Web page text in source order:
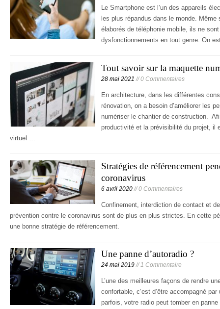
Le Smartphone est l’un des appareils
les plus répandus dans le monde.
élaborés de téléphonie mobile, ils ne sont
dysfonctionnements en tout genre. On
Tout savoir sur la maquette
28 mai 2021 // 0 Commentaires
En architecture, dans les différentes
rénovation, on a besoin d’améliorer les
numériser le chantier de construction.
productivité et la prévisibilité du projet, il
virtuel …
Stratégies de référencement
coronavirus
6 avril 2020 // 0 Commentaires
Confinement, interdiction de contact et
prévention contre le coronavirus sont de plus en plus strictes. En cette
une bonne stratégie de référencement.
Une panne d’autoradio ?
24 mai 2019// 1 Commentaire
L’une des meilleures façons de rendre
confortable, c’est d’être accompagné
parfois, votre radio peut tomber en